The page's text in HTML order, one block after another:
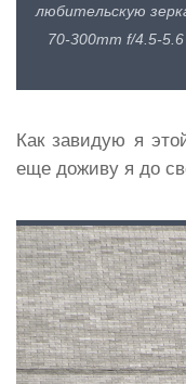
любительскую
70-300mm f/4.5-
Как завидую я
еще доживу я до